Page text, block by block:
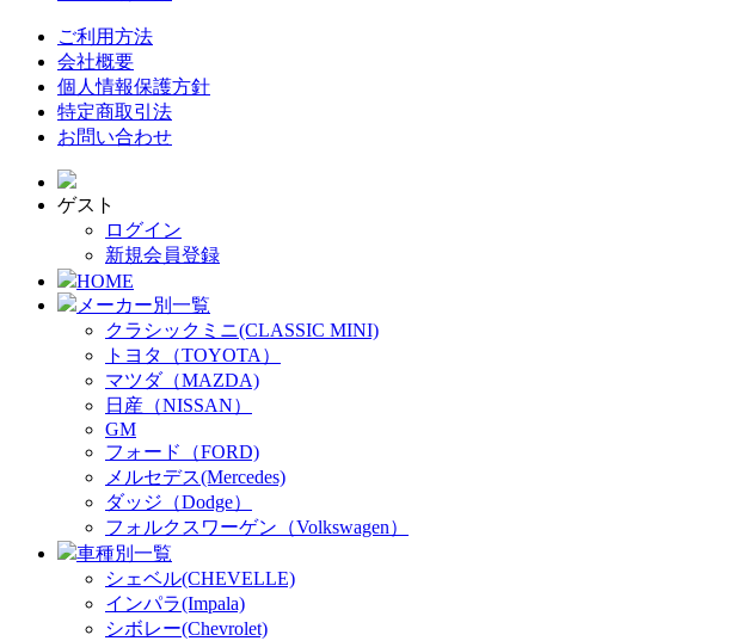
ご利用方法
会社概要
個人情報保護方針
特定商取引法
お問い合わせ
ゲスト
ログイン
新規会員登録
HOME
メーカー別一覧
クラシックミニ(CLASSIC MINI)
トヨタ（TOYOTA）
マツダ（MAZDA)
日産（NISSAN）
GM
フォード（FORD)
メルセデス(Mercedes)
ダッジ（Dodge）
フォルクスワーゲン（Volkswagen）
車種別一覧
シェベル(CHEVELLE)
インパラ(Impala)
シボレー(Chevrolet)